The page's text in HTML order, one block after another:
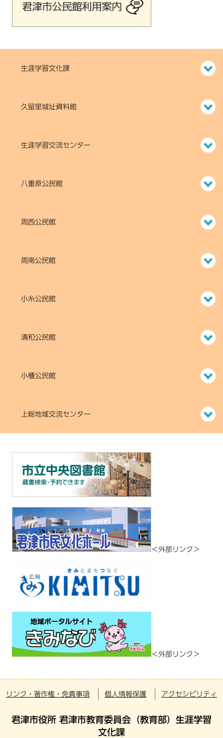
生涯学習文化課
久留里城址資料館
生涯学習交流センター
八重原公民館
周西公民館
周南公民館
小糸公民館
清和公民館
小櫃公民館
上総地域交流センター
＜外部リンク＞
＜外部リンク＞
リンク・著作権・免責事項 個人情報保護 アクセシビリティ
君津市役所 君津市教育委員会（教育部）生涯学習
文化課